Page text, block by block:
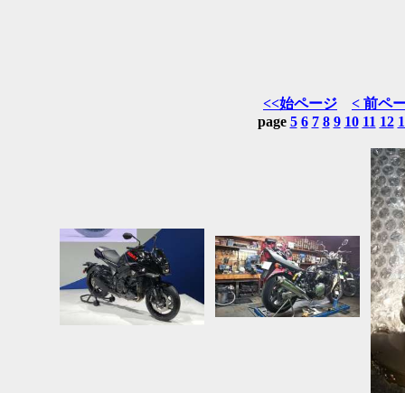
<<始ページ
< 前ペ
page 5 6 7 8 9 10 11 12